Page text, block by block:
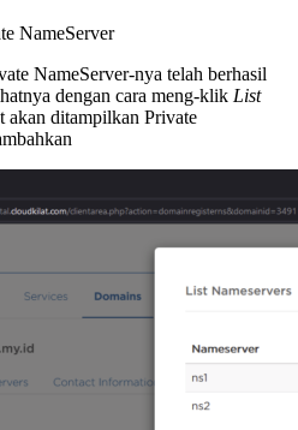
NameServer
NameServer-nya telah berhasil
dengan cara meng-klik List
akan ditampilkan Private